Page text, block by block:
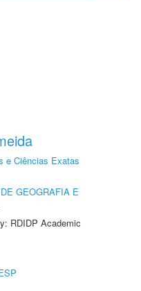
e Ciências Exatas
GEOGRAFIA E
RDIDP Academic